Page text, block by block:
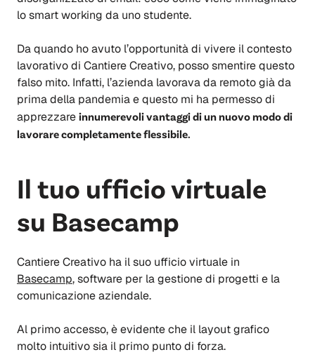
lo smart working da uno studente.
Da quando ho avuto l’opportunità di vivere il contesto
lavorativo di Cantiere Creativo, posso smentire questo
falso mito. Infatti, l’azienda lavorava da remoto già da
prima della pandemia e questo mi ha permesso di
apprezzare innumerevoli vantaggi di un nuovo modo di
lavorare completamente flessibile.
Il tuo ufficio virtuale
su Basecamp
Cantiere Creativo ha il suo ufficio virtuale in
Basecamp, software per la gestione di progetti e la
comunicazione aziendale.
Al primo accesso, è evidente che il layout grafico
molto intuitivo sia il primo punto di forza.